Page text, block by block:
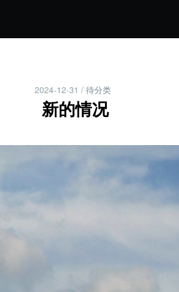
2024-12-31 / 待分类
新的情况